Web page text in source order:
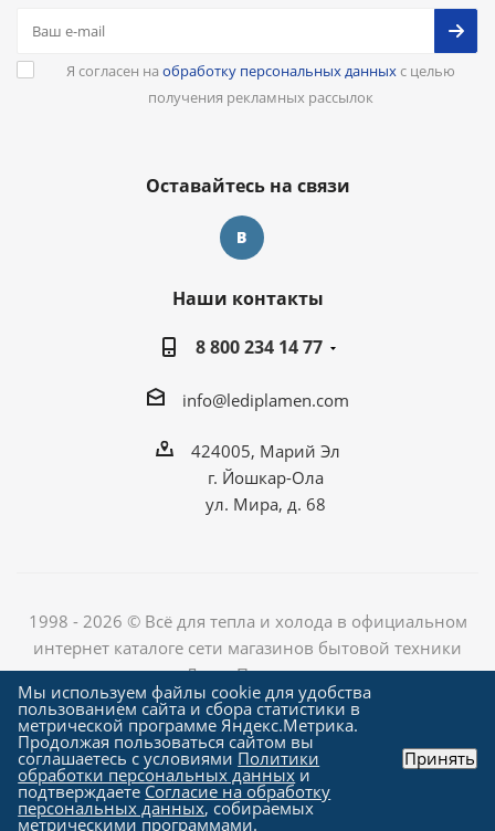
Я согласен на обработку персональных данныхс целью
получения рекламных рассылок
Оставайтесь на связи
Наши контакты
8 800 234 14 77
info@lediplamen.com
424005, Марий Эл
г. Йошкар-Ола
ул. Мира, д. 68
1998 - 2026 © Всё для тепла и холода в официальном
интернет каталоге сети магазинов бытовой техники
«Лед и Пламень»
Создание сайта компания
"Алроникс"
Мы используем файлы cookie для удобства
пользованием сайта и сбора статистики в
метрической программе Яндекс.Метрика.
Продолжая пользоваться сайтом вы
соглашаетесь с условиями Политики
обработки персональных данных и
подтверждаете Согласие на обработку
персональных данных, собираемых
метрическими программами.
Принять